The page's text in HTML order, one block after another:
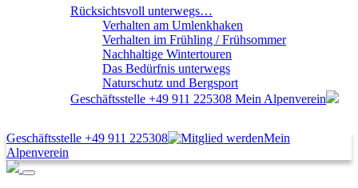
Rücksichtsvoll unterwegs…
Verhalten am Umlenkhaken
Verhalten im Frühling / Frühsommer
Nachhaltige Wintertouren
Das Bedürfnis unterwegs
Naturschutz und Bergsport
Geschäftsstelle +49 911 225308 Mein Alpenverein
Geschäftsstelle +49 911 225308
Mein
Alpenverein